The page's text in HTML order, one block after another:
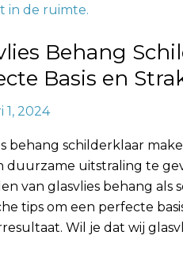
Behang
Basis en
1, 2024
behang schilderklaar
duurzame uitstraling te
van glasvlies behang
tips om een perfecte
Wil je dat wij